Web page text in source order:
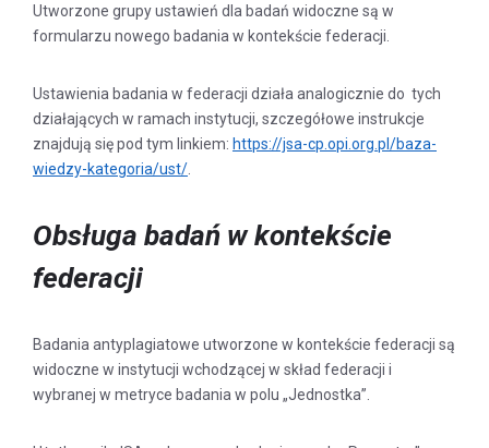
Utworzone grupy ustawień dla badań widoczne są w
formularzu nowego badania w kontekście federacji.
Ustawienia badania w federacji działa analogicznie do tych
działających w ramach instytucji, szczegółowe instrukcje
znajdują się pod tym linkiem: https://jsa-cp.opi.org.pl/baza-
wiedzy-kategoria/ust/
Obsługa badań w kontekście
federacji
Badania antyplagiatowe utworzone w kontekście federacji są
widoczne w instytucji wchodzącej w skład federacji i
wybranej w metryce badania w polu „Jednostka”.